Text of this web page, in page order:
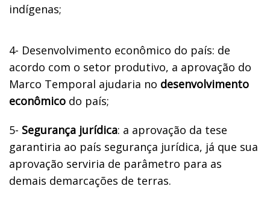
indígenas;
4- Desenvolvimento econômico do país: de
acordo com o setor produtivo, a aprovação do
Marco Temporal ajudaria no desenvolvimento
econômico do país;
5- Segurança jurídica: a aprovação da tese
garantiria ao país segurança jurídica, já que sua
aprovação serviria de parâmetro para as
demais demarcações de terras.